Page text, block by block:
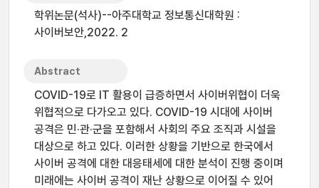
학위논문(석사)--아주대학교 정보통신대학원 :
사이버보안,2022. 2
Abstract
COVID-19로 IT 활용이 급증하면서 사이버위협이 더욱
위협적으로 다가오고 있다. COVID-19 시대에 사이버
공격은 민·관·군을 포함해서 사회의 주요 조직과 시설을
대상으로 하고 있다. 이러한 상황을 기반으로 한국에서
사이버 공격에 대한 대응태세에 대한 분석이 진행 중이며
미래에는 사이버 공격이 재난 상황으로 이어질 수 있어